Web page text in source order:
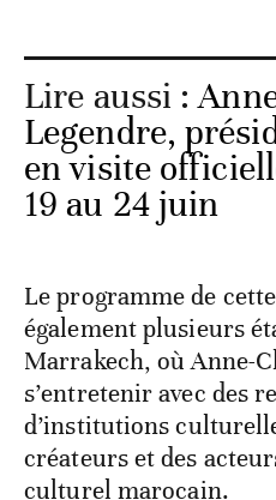
Lire aussi :
Legendre,
en visite
19 au 24 juin
Le programme de
également plusieurs
Marrakech, où Anne-
s’entretenir avec des
d’institutions
créateurs et des
culturel marocain.